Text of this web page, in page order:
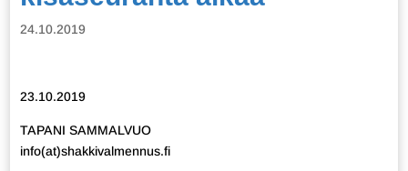
24.10.2019
23.10.2019
TAPANI SAMMALVUO
info(at)shakkivalmennus.fi